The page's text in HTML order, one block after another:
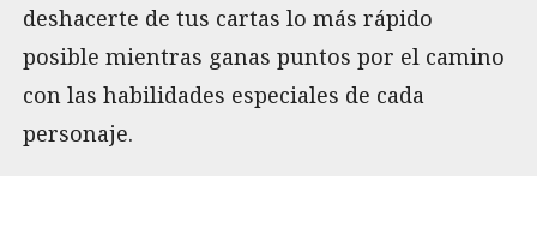
deshacerte de tus cartas lo más rápido
posible mientras ganas puntos por el camino
con las habilidades especiales de cada
personaje.